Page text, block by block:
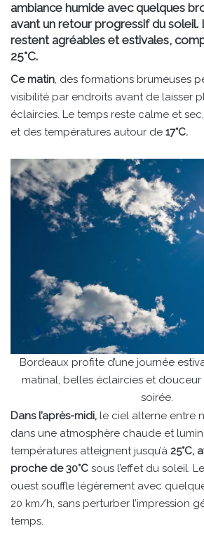
ambiance humide avec quelques
avant un retour progressif du
restent agréables et estivales,
25°C.
Ce matin, des formations brumeuses
visibilité par endroits avant de laisser
éclaircies. Le temps reste calme et
et des températures autour de 17°C.
Bordeaux profite d’une journée
matinal, belles éclaircies et douceur
soirée.
Dans l’après-midi, le ciel alterne entre
dans une atmosphère chaude et
températures atteignent jusqu’à 25°C,
proche de 30°C sous l’effet du soleil.
ouest souffle légèrement avec
20 km/h, sans perturber l’impression
temps.